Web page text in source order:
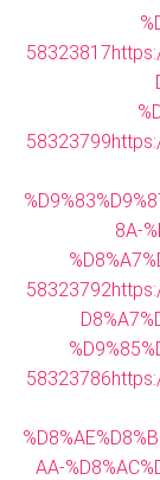
58323817
58323799
8A-
58323792
58323786
AA-